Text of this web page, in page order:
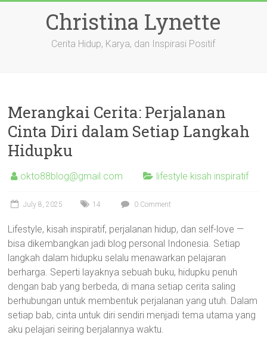
Christina Lynette
Cerita Hidup, Karya, dan Inspirasi Positif
Merangkai Cerita: Perjalanan
Cinta Diri dalam Setiap Langkah
Hidupku
okto88blog@gmail.com lifestyle kisah inspiratif
July 8, 2025 14 0 Comment
Lifestyle, kisah inspiratif, perjalanan hidup, dan self-love —
bisa dikembangkan jadi blog personal Indonesia. Setiap
langkah dalam hidupku selalu menawarkan pelajaran
berharga. Seperti layaknya sebuah buku, hidupku penuh
dengan bab yang berbeda, di mana setiap cerita saling
berhubungan untuk membentuk perjalanan yang utuh. Dalam
setiap bab, cinta untuk diri sendiri menjadi tema utama yang
aku pelajari seiring berjalannya waktu.